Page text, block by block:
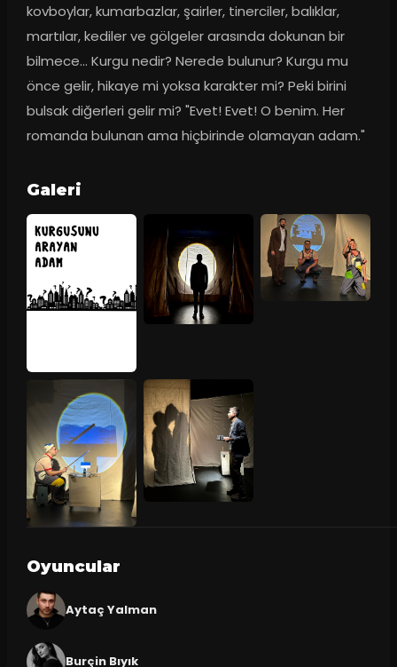
kovboylar, kumarbazlar, şairler, tinerciler, balıklar,
martılar, kediler ve gölgeler arasında dokunan bir
bilmece... Kurgu nedir? Nerede bulunur? Kurgu mu
önce gelir, hikaye mi yoksa karakter mi? Peki birini
bulsak diğerleri gelir mi? "Evet! Evet! O benim. Her
romanda bulunan ama hiçbirinde olamayan adam."
Galeri
Oyuncular
Aytaç Yalman
Burçin Bıyık